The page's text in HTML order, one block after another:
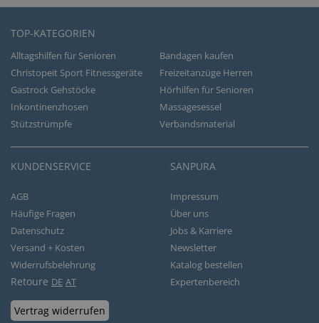
TOP-KATEGORIEN
Alltagshilfen für Senioren
Bandagen kaufen
Christopeit Sport Fitnessgeräte
Freizeitanzüge Herren
Gastrock Gehstöcke
Hörhilfen für Senioren
Inkontinenzhosen
Massagesessel
Stützstrümpfe
Verbandsmaterial
KUNDENSERVICE
AGB
Häufige Fragen
Datenschutz
Versand + Kosten
Widerrufsbelehrung
Retoure DE AT
Vertrag widerrufen
SANPURA
Impressum
Über uns
Jobs & Karriere
Newsletter
Katalog bestellen
Expertenbereich